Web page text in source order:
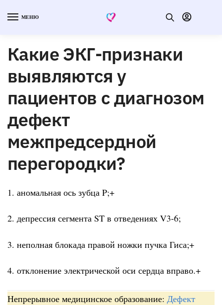
МЕНЮ
Какие ЭКГ-признаки
выявляются у
пациентов с диагнозом
дефект
межпредсердной
перегородки?
1. аномальная ось зубца P;+
2. депрессия сегмента ST в отведениях V3-6;
3. неполная блокада правой ножки пучка Гиса;+
4. отклонение электрической оси сердца вправо.+
Непрерывное медицинское образование: Дефект